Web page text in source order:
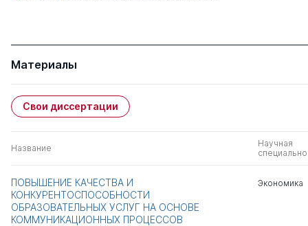
Материалы
Свои диссертации
Название
Научная
ПОВЫШЕНИЕ КАЧЕСТВА И
КОНКУРЕНТОСПОСОБНОСТИ
ОБРАЗОВАТЕЛЬНЫХ УСЛУГ НА ОСНОВЕ
КОММУНИКАЦИОННЫХ ПРОЦЕССОВ
Экономика